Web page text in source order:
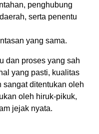
penghubung
serta penentu
yang sama.
dan proses yang sah
yang pasti, kualitas
sangat ditentukan oleh
oleh hiruk-pikuk,
jejak nyata.